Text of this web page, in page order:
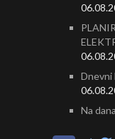
Dnevni
Na